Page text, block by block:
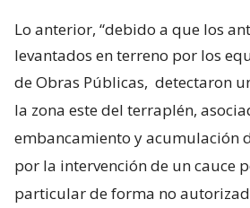
Lo anterior, “debido a que los
levantados en terreno por los
de Obras Públicas, detectaron
la zona este del terraplén,
embancamiento y acumulación
por la intervención de un cauce
particular de forma no